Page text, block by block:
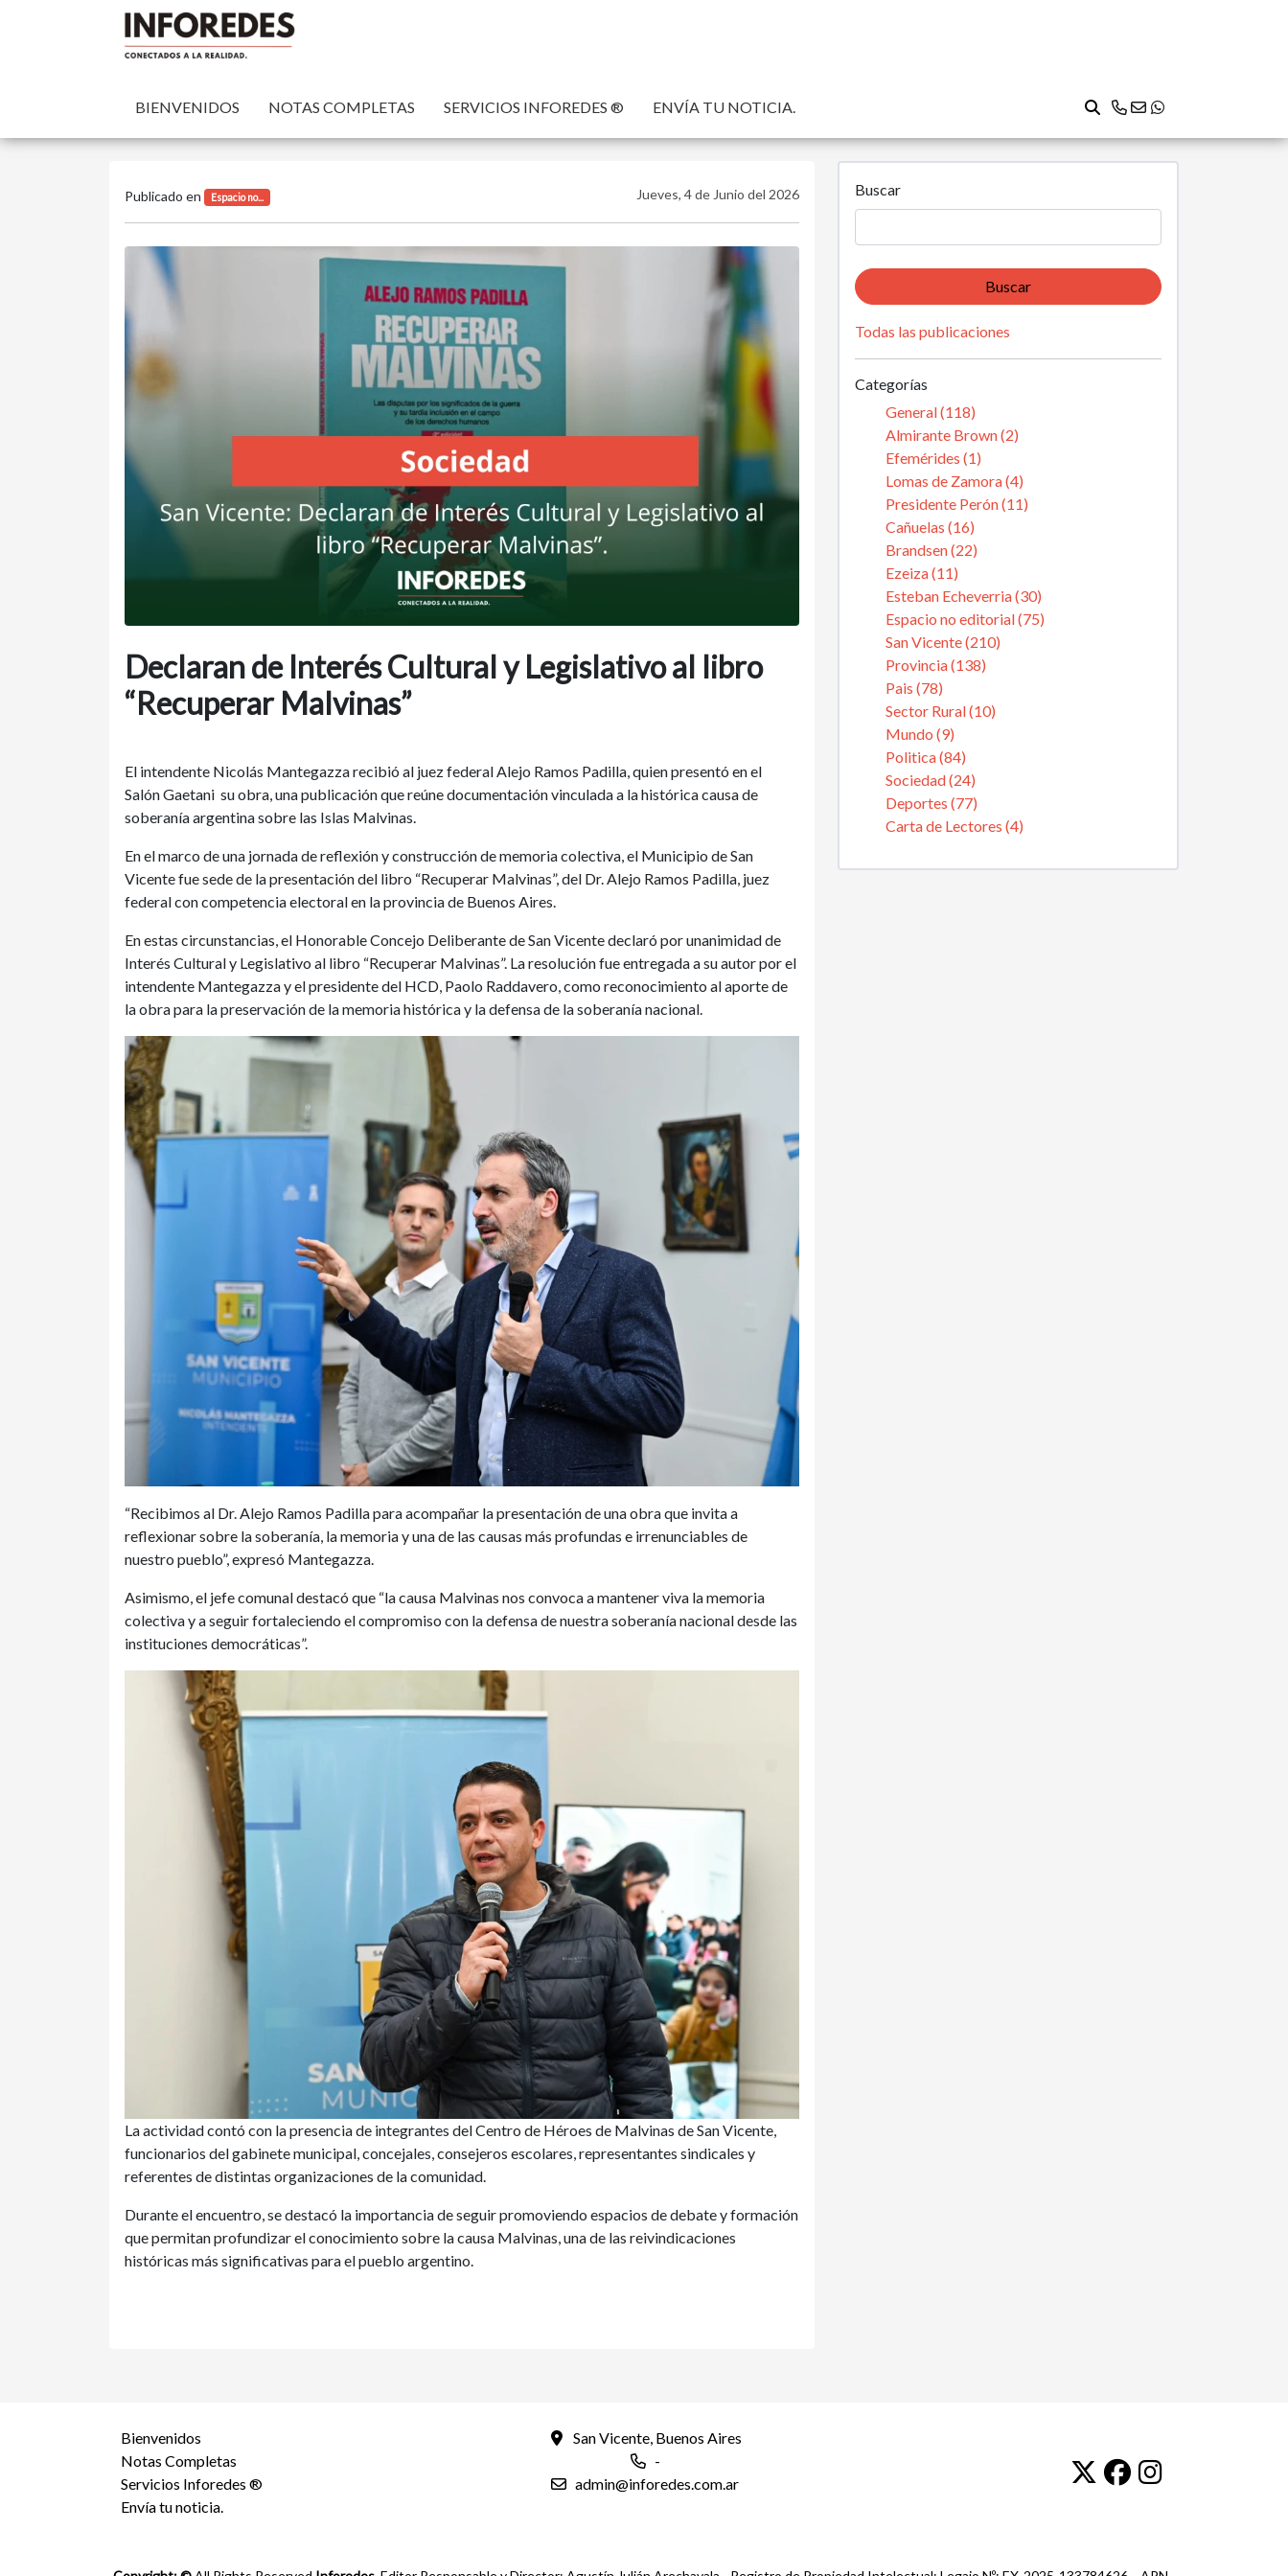
BIENVENIDOS NOTAS COMPLETAS SERVICIOS INFOREDES ® ENVÍA TU NOTICIA.
Publicado en Espacio no... Jueves, 4 de Junio del 2026
Declaran de Interés Cultural y Legislativo al libro
“Recuperar Malvinas”
El intendente Nicolás Mantegazza recibió al juez federal Alejo Ramos Padilla, quien presentó en el
Salón Gaetani su obra, una publicación que reúne documentación vinculada a la histórica causa de
soberanía argentina sobre las Islas Malvinas.
En el marco de una jornada de reflexión y construcción de memoria colectiva, el Municipio de San
Vicente fue sede de la presentación del libro “Recuperar Malvinas”, del Dr. Alejo Ramos Padilla, juez
federal con competencia electoral en la provincia de Buenos Aires.
En estas circunstancias, el Honorable Concejo Deliberante de San Vicente declaró por unanimidad de
Interés Cultural y Legislativo al libro “Recuperar Malvinas”. La resolución fue entregada a su autor por el
intendente Mantegazza y el presidente del HCD, Paolo Raddavero, como reconocimiento al aporte de
la obra para la preservación de la memoria histórica y la defensa de la soberanía nacional.
“Recibimos al Dr. Alejo Ramos Padilla para acompañar la presentación de una obra que invita a
reflexionar sobre la soberanía, la memoria y una de las causas más profundas e irrenunciables de
nuestro pueblo”, expresó Mantegazza.
Asimismo, el jefe comunal destacó que “la causa Malvinas nos convoca a mantener viva la memoria
colectiva y a seguir fortaleciendo el compromiso con la defensa de nuestra soberanía nacional desde las
instituciones democráticas”.
La actividad contó con la presencia de integrantes del Centro de Héroes de Malvinas de San Vicente,
funcionarios del gabinete municipal, concejales, consejeros escolares, representantes sindicales y
referentes de distintas organizaciones de la comunidad.
Durante el encuentro, se destacó la importancia de seguir promoviendo espacios de debate y formación
que permitan profundizar el conocimiento sobre la causa Malvinas, una de las reivindicaciones
históricas más significativas para el pueblo argentino.
Buscar
Buscar
Todas las publicaciones
Categorías
General (118)
Almirante Brown (2)
Efemérides (1)
Lomas de Zamora (4)
Presidente Perón (11)
Cañuelas (16)
Brandsen (22)
Ezeiza (11)
Esteban Echeverria (30)
Espacio no editorial (75)
San Vicente (210)
Provincia (138)
Pais (78)
Sector Rural (10)
Mundo (9)
Politica (84)
Sociedad (24)
Deportes (77)
Carta de Lectores (4)
Bienvenidos
Notas Completas
Servicios Inforedes ®
Envía tu noticia.
San Vicente, Buenos Aires
-
admin@inforedes.com.ar